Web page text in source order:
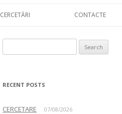
CERCETĂRI CONTACTE
RECENT POSTS
CERCETARE 07/08/2026